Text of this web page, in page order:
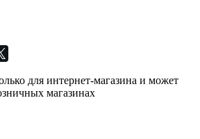
для интернет-магазина и может
магазинах